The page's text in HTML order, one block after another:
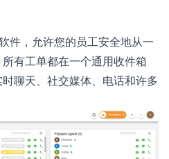
件，允许您的员工安全地从一
有工单都在一个通用收件箱
聊天、社交媒体、电话和许多